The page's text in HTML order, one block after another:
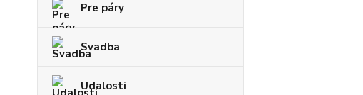
Pre páry
Svadba
Udalosti